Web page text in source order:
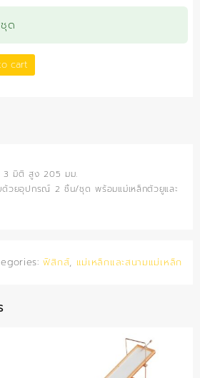
ชุด
cart
3 มิติ สูง 205 มม.
ด้วยอุปกรณ์ 2 ชิ้น/ชุด พร้อมแม่เหล็กตัวยูและ
ฟิสิกส์, แม่เหล็กและสนามแม่เหล็ก